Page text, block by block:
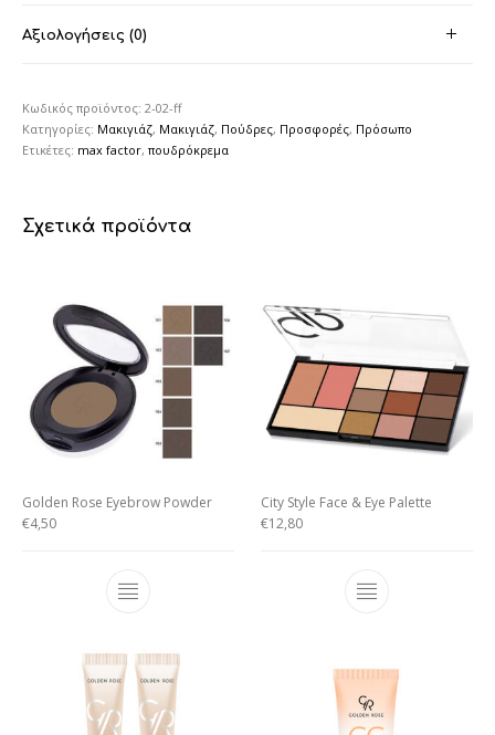
Αξιολογήσεις (0)
Κωδικός προϊόντος:2-02-ff
Κατηγορίες: Μακιγιάζ, Μακιγιάζ, Πούδρες, Προσφορές, Πρόσωπο
Ετικέτες: max factor,πουδρόκρεμα
Σχετικά προϊόντα
Golden Rose Eyebrow Powder
€4,50
City Style Face & Eye Palette
€12,80